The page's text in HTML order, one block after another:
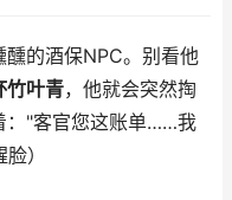
的酒保NPC。别看他
竹叶青，他就会突然掏
："客官您这账单……我
）